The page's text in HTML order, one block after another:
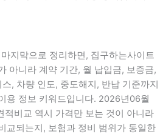
지막으로 정리하면, 집구하는사이트
아니라 계약 기간, 월 납입금, 보증금,
, 차량 인도, 중도해지, 반납 기준까지
용 정보 키워드입니다. 2026년06월
적비교 역시 가격만 보는 것이 아니라
교되는지, 보험과 정비 범위가 동일한